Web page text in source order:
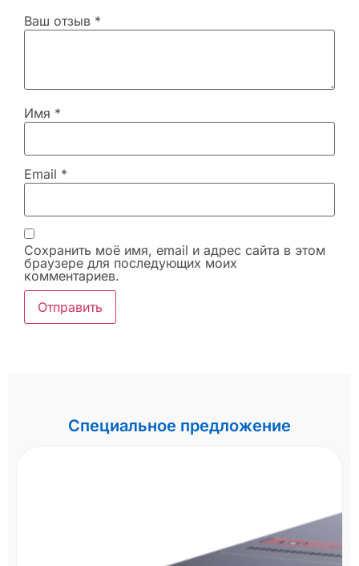
Ваш отзыв *
Имя *
Email *
Сохранить моё имя, email и адрес сайта в этом
браузере для последующих моих
комментариев.
Специальное предложение